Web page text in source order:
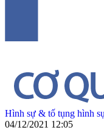
Hình sự & tố tụng hình
04/12/2021 12:05